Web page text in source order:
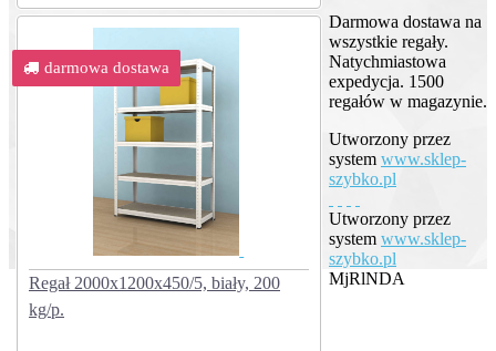
Regał 2000x1200x450/5, biały, 200
kg/p.
darmowa dostawa
Darmowa dostawa na
wszystkie regały.
Natychmiastowa
expedycja. 1500
regałów w magazynie.
Utworzony przez
system www.sklep-
szybko.pl
Utworzony przez
system www.sklep-
szybko.pl
MjRlNDA